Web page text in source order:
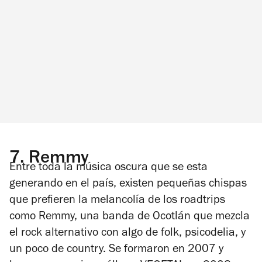
7.Remmy
Entre toda la música oscura que se esta
generando en el país, existen pequeñas chispas
que prefieren la melancolía de los roadtrips
como Remmy, una banda de Ocotlán que mezcla
el rock alternativo con algo de folk, psicodelia, y
un poco de country. Se formaron en 2007 y